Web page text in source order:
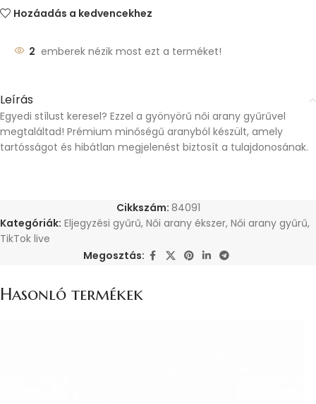
Hozáadás a kedvencekhez
2 emberek nézik most ezt a terméket!
Leírás
Egyedi stílust keresel? Ezzel a gyönyörű női arany gyűrűvel
megtaláltad! Prémium minőségű aranyból készült, amely
tartósságot és hibátlan megjelenést biztosít a tulajdonosának.
Cikkszám: 84091
Kategóriák: Eljegyzési gyűrű, Női arany ékszer, Női arany gyűrű,
TikTok live
Megosztás:
Hasonló termékek